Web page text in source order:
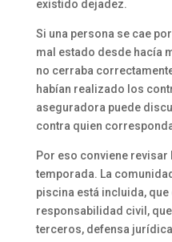
existido dejadez.
Si una persona se cae
mal estado desde hacía
no cerraba
habían realizado los
aseguradora puede
contra quien
Por eso conviene revisar
temporada. La
piscina está incluida,
responsabilidad civil,
terceros, defensa